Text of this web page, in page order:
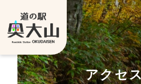
アクセ